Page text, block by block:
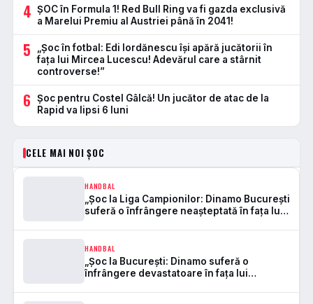
4 ȘOC în Formula 1! Red Bull Ring va fi gazda exclusivă
a Marelui Premiu al Austriei până în 2041!
5
„Șoc în fotbal: Edi Iordănescu își apără jucătorii în
fața lui Mircea Lucescu! Adevărul care a stârnit
controverse!”
6
Șoc pentru Costel Gâlcă! Un jucător de atac de la
Rapid va lipsi 6 luni
CELE MAI NOI ȘOC
HANDBAL
„Șoc la Liga Campionilor: Dinamo București
suferă o înfrângere neașteptată în fața lui
HANDBAL
„Șoc la București: Dinamo suferă o
înfrângere devastatoare în fața lui